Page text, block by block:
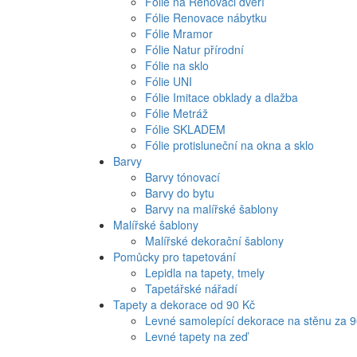
Fólie Renovace nábytku
Fólie Mramor
Fólie Natur přírodní
Fólie na sklo
Fólie UNI
Fólie Imitace obklady a dlažba
Fólie Metráž
Fólie SKLADEM
Fólie protisluneční na okna a sklo
Barvy
Barvy tónovací
Barvy do bytu
Barvy na malířské šablony
Malířské šablony
Malířské dekorační šablony
Pomůcky pro tapetování
Lepidla na tapety, tmely
Tapetářské nářadí
Tapety a dekorace od 90 Kč
Levné samolepící dekorace na stěnu za
Levné tapety na zeď